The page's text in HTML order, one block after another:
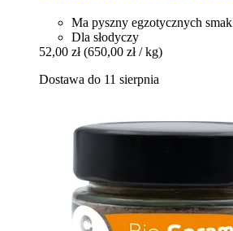
Ma pyszny egzotycznych smak
Dla słodyczy
52,00 zł (650,00 zł / kg)
Dostawa do 11 sierpnia